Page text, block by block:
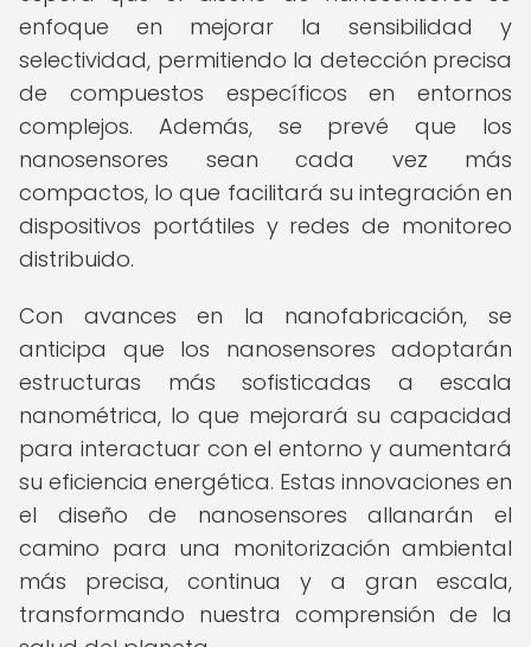
enfoque en mejorar la sensibilidad y
selectividad, permitiendo la detección precisa
de compuestos específicos en entornos
complejos. Además, se prevé que los
nanosensores sean cada vez más
compactos, lo que facilitará su integración en
dispositivos portátiles y redes de monitoreo
distribuido.
Con avances en la nanofabricación, se
anticipa que los nanosensores adoptarán
estructuras más sofisticadas a escala
nanométrica, lo que mejorará su capacidad
para interactuar con el entorno y aumentará
su eficiencia energética. Estas innovaciones en
el diseño de nanosensores allanarán el
camino para una monitorización ambiental
más precisa, continua y a gran escala,
transformando nuestra comprensión de la